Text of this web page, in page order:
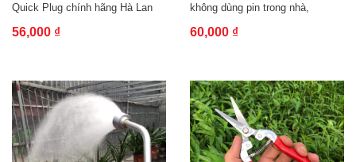
Quick Plug chính hãng Hà Lan
56,000 ₫
không dùng pin trong nhà,
60,000 ₫